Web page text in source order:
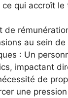
qui accroît
de
au sein de
: Un
impactant
de
une